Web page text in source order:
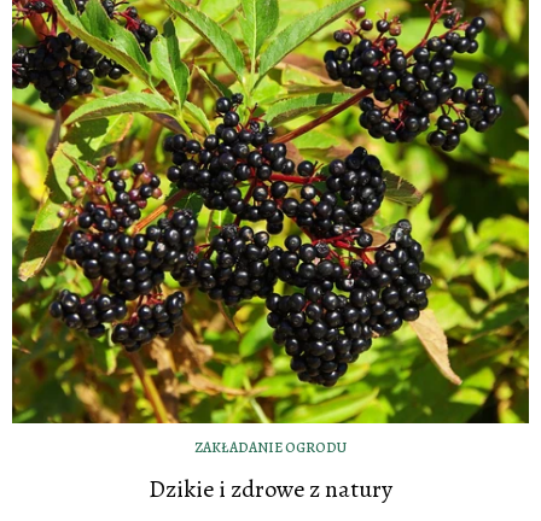
ZAKŁADANIE OGRODU
Dzikie i zdrowe z natury